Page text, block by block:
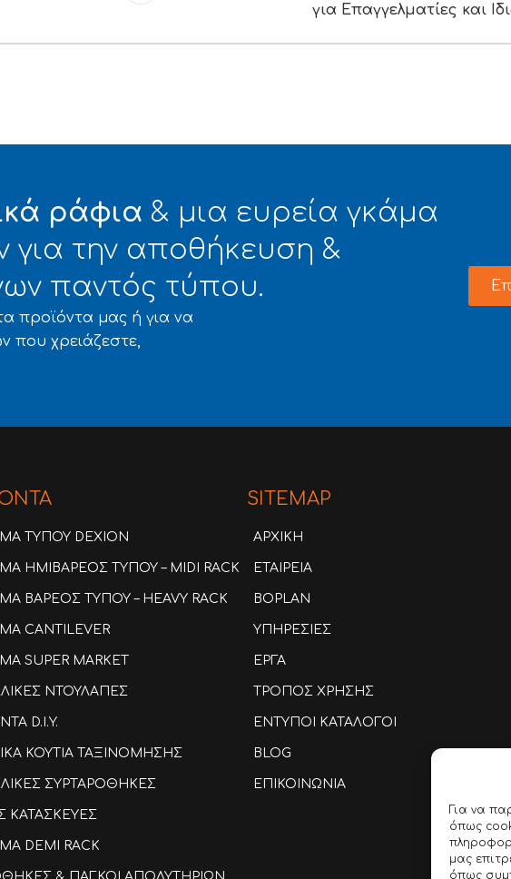
Για να
όπως
μας
όπως
για Επαγγελματίες και
ράφια & μια ευρεία γκάμα
για την αποθήκευση &
παντός τύπου.
προϊόντα μας ή για να
που χρειάζεστε,
ΤΥΠΟΥ DEXION
ΗΜΙΒΑΡΕΟΣ ΤΥΠΟΥ – MIDI RACK
ΒΑΡΕΟΣ ΤΥΠΟΥ – HEAVY RACK
CANTILEVER
SUPER MARKET
ΝΤΟΥΛΑΠΕΣ
D.I.Y.
ΚΟΥΤΙΑ ΤΑΞΙΝΟΜΗΣΗΣ
ΣΥΡΤΑΡΟΘΗΚΕΣ
ΚΑΤΑΣΚΕΥΕΣ
DEMI RACK
SITEMAP
ΑΡΧΙΚΗ
ΕΤΑΙΡΕΙΑ
BOPLAN
ΥΠΗΡΕΣΙΕΣ
ΕΡΓΑ
ΤΡΟΠΟΣ ΧΡΗΣΗΣ
ΕΝΤΥΠΟΙ ΚΑΤΑΛΟΓΟΙ
BLOG
ΕΠΙΚΟΙΝΩΝΙΑ